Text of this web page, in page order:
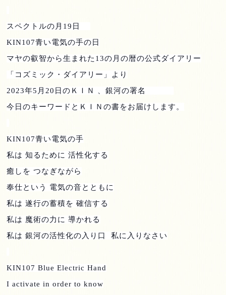
スペクトルの月 19 日
KIN107青い電気の手の日
マヤの叡智から生まれた 13の月の暦の公式ダイアリー
「コズミック・ダイアリー」より
2023年5 月 20 日のＫＩＮ 、銀河の署名
今日のキーワードとＫＩＮの書をお届けします。
KIN107青い電気の手
私は 知るために 活性化する
癒しを つなぎながら
奉仕という 電気の音とともに
私は 遂行の蓄積を 確信する
私は 魔術の力に 導かれる
私は 銀河の活性化の入り口
私に入りなさい
KIN107 Blue Electric Hand
I activate in order to know